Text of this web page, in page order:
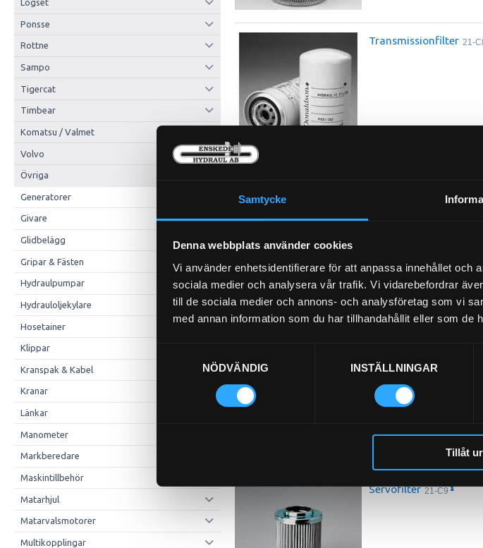
Samtycke
Denna webbplats använder cookies
Vi använder enhetsidentifierare för att anpassa innehållet och
sociala medier och analysera vår trafik. Vi vidarebefordrar
till de sociala medier och annons- och analysföretag som vi
med annan information som du har tillhandahållit eller som de
NÖDVÄNDIG
INSTÄLLNINGAR
Tillåt
Logset
Ponsse
Rottne
Sampo
Tigercat
Timbear
Komatsu / Valmet
Volvo
Övriga
Generatorer
Givare
Glidbelägg
Gripar & Fästen
Hydraulpumpar
Hydrauloljekylare
Hosetainer
Klippar
Kranspak & Kabel
Kranar
Länkar
Manometer
Markberedare
Maskintillbehör
Matarhjul
Matarvalsmotorer
Multikopplingar
Transmissionfilter 21-
Servofilter 21-C9